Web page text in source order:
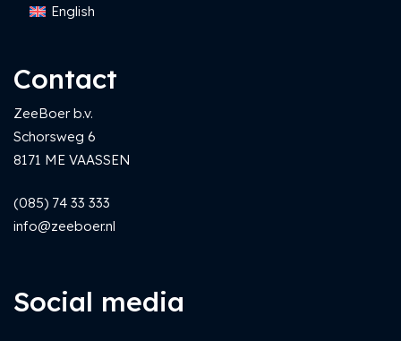
English
Contact
ZeeBoer b.v.
Schorsweg 6
8171 ME VAASSEN
(085) 74 33 333
info@zeeboer.nl
Social media